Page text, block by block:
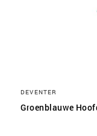
DEVENTER
Groenblauwe